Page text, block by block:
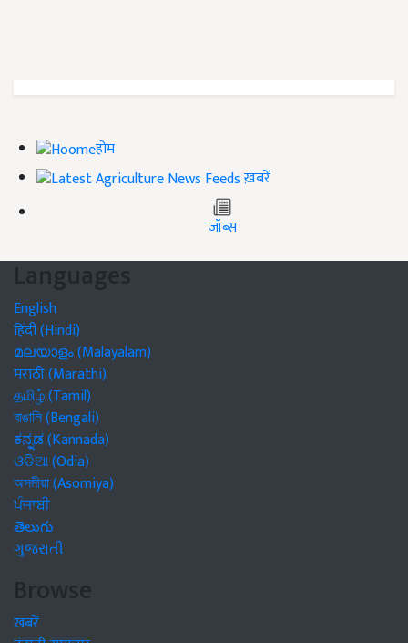
होम
ख़बरें
जॉब्स
Languages
English
हिंदी (Hindi)
മലയാളം (Malayalam)
मराठी (Marathi)
தமிழ் (Tamil)
বাঙালি (Bengali)
ಕನ್ನಡ (Kannada)
ଓଡିଆ (Odia)
অসমীয়া (Asomiya)
ਪੰਜਾਬੀ
తెలుగు
ગુજરાતી
Browse
खबरें